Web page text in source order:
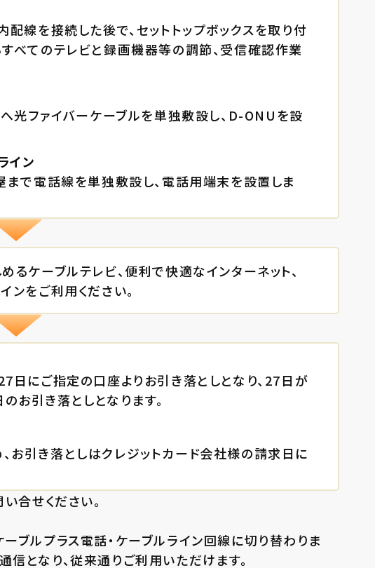
線を接続した後で、セットトップボックスを取り付
べてのテレビと録画機器等の調節、受信確認作業
光ファイバーケーブルを単独敷設し、D-ONUを設
イン
で電話線を単独敷設し、電話用端末を設置しま
るケーブルテレビ、便利で快適なインターネット、
ンをご利用ください。
日にご指定の口座よりお引き落としとなり、27日が
引き落としとなります。
お引き落としはクレジットカード会社様の請求日に
合せください。
ブルプラス電話・ケーブルライン回線に切り替わりま
となり、従来通りご利用いただけます。